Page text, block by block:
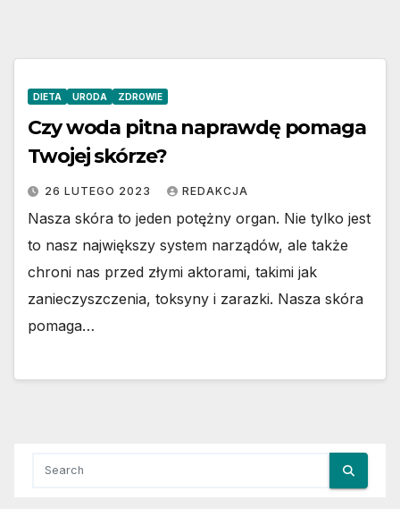
DIETA URODA ZDROWIE
Czy woda pitna naprawdę pomaga
Twojej skórze?
26 LUTEGO 2023 REDAKCJA
Nasza skóra to jeden potężny organ. Nie tylko jest
to nasz największy system narządów, ale także
chroni nas przed złymi aktorami, takimi jak
zanieczyszczenia, toksyny i zarazki. Nasza skóra
pomaga…